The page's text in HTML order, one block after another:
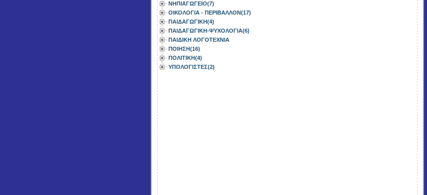
ΝΗΠΙΑΓΩΓΕΙΟ(7)
ΟΙΚΟΛΟΓΙΑ - ΠΕΡΙΒΑΛΛΟΝ(17)
ΠΑΙΔΑΓΩΓΙΚΗ(4)
ΠΑΙΔΑΓΩΓΙΚΗ-ΨΥΧΟΛΟΓΙΑ(6)
ΠΑΙΔΙΚΗ ΛΟΓΟΤΕΧΝΙΑ
ΠΟΙΗΣΗ(16)
ΠΟΛΙΤΙΚΗ(4)
ΥΠΟΛΟΓΙΣΤΕΣ(2)